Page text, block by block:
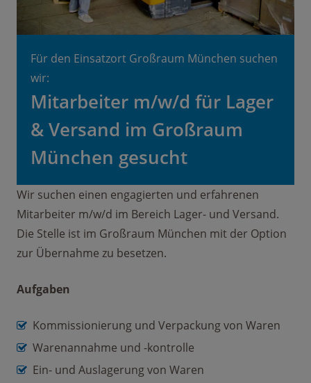
Für den Einsatzort Großraum München suchen
wir:
Mitarbeiter m/w/d für Lager
& Versand im Großraum
München gesucht
Wir suchen einen engagierten und erfahrenen
Mitarbeiter m/w/d im Bereich Lager- und Versand.
Die Stelle ist im Großraum München mit der Option
zur Übernahme zu besetzen.
Aufgaben
Kommissionierung und Verpackung von Waren
Warenannahme und -kontrolle
Ein- und Auslagerung von Waren